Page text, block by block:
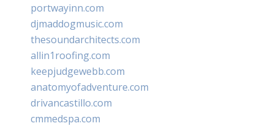
portwayinn.com
djmaddogmusic.com
thesoundarchitects.com
allin1roofing.com
keepjudgewebb.com
anatomyofadventure.com
drivancastillo.com
cmmedspa.com